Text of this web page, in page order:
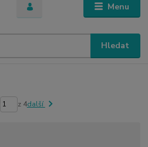
Menu
Hledat
z 4další